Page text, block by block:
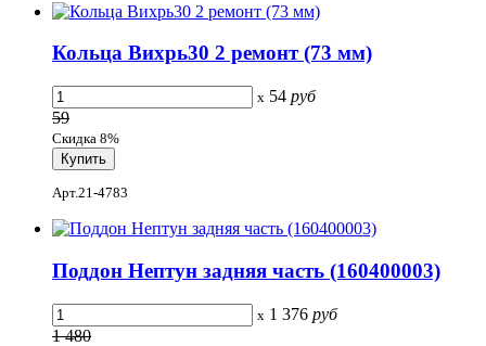
Кольца Вихрь30 2 ремонт (73 мм)
x 54 руб
59
Скидка 8%
Арт.21-4783
Поддон Нептун задняя часть (160400003)
x 1 376 руб
1 480